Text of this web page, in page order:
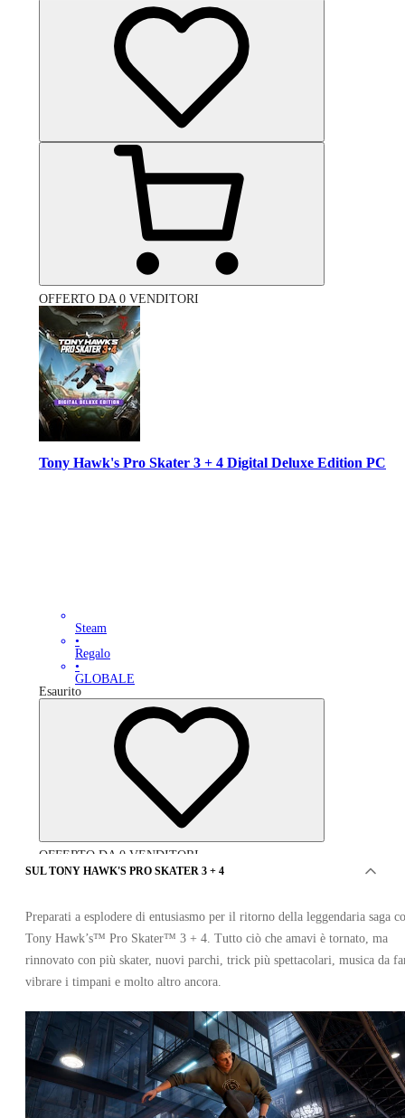
OFFERTO DA 0 VENDITORI
Tony Hawk's Pro Skater 3 + 4 Digital Deluxe Edition PC
Steam
•
Regalo
•
GLOBALE
Esaurito
OFFERTO DA 0 VENDITORI
Tony Hawk's Pro Skater 3 + 4 PC
SUL TONY HAWK'S PRO SKATER 3 + 4
Preparati a esplodere di entusiasmo per il ritorno della leggendaria saga
Tony Hawk’s™ Pro Skater™ 3 + 4. Tutto ciò che amavi è tornato, ma
rinnovato con più skater, nuovi parchi, trick più spettacolari, musica da
vibrare i timpani e molto altro ancora.